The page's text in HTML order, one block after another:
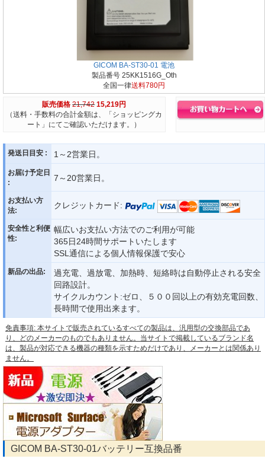
GICOM BA-ST30-01 電池
製品番号 25KK1516G_Oth
全国一律送料780円
販売価格 21,742 15,219円
（送料・手数料の合計金額は、「ショッピングカ
ート」にてご確認いただけます。）
発送日目安 : 1～2営業日。
お届け予定日
:
7～20営業日。
お支払い方
法:
クレジットカード:
安全性と利便
性:
幅広いお支払い方法でのご利用が可能
365日24時間サポートいたします
SSL通信による個人情報保護で安心
新品の出品:
過充電、過放電、加熱時、短絡時は自動停止される安全
回路設計。
サイクルカウント:ゼロ、５００回以上の有効充電回数、
長時間で使用出来ます。
免責事項: 本サイトで販売されているすべての製品は、汎用型の交換部品であ
り、どのメーカーのものでもありません。当サイトで掲載しているブランド名
は、製品が対応できる機器の種類を示すためだけであり、メーカーとは関係あり
ません。
GICOM BA-ST30-01バッテリー互換品番